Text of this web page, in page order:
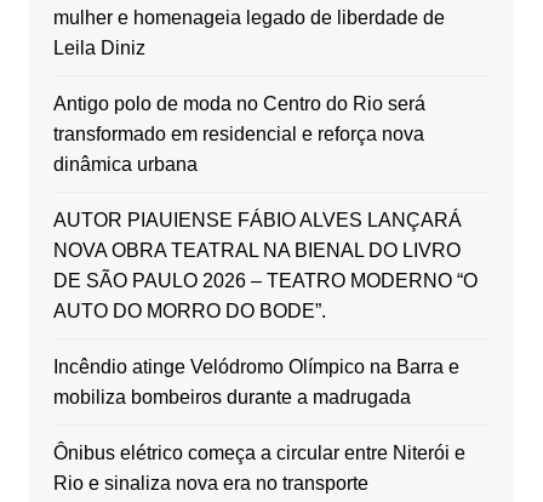
mulher e homenageia legado de liberdade de
Leila Diniz
Antigo polo de moda no Centro do Rio será
transformado em residencial e reforça nova
dinâmica urbana
AUTOR PIAUIENSE FÁBIO ALVES LANÇARÁ
NOVA OBRA TEATRAL NA BIENAL DO LIVRO
DE SÃO PAULO 2026 – TEATRO MODERNO “O
AUTO DO MORRO DO BODE”.
Incêndio atinge Velódromo Olímpico na Barra e
mobiliza bombeiros durante a madrugada
Ônibus elétrico começa a circular entre Niterói e
Rio e sinaliza nova era no transporte